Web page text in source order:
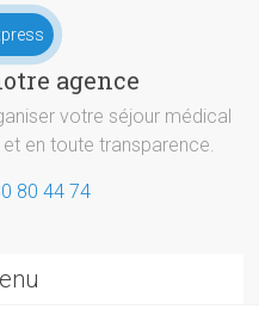
agence
votre séjour médical
en toute transparence.
80 44 74